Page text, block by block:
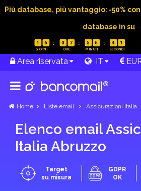
Più database, più vantaggio: -50%
database in su
1 6 0 7 5 6 4 0
Area riservata IT
Home Liste email Assicurazioni Italia
Elenco email
Italia Abruzzo
Target
su misura
GDPR
OK